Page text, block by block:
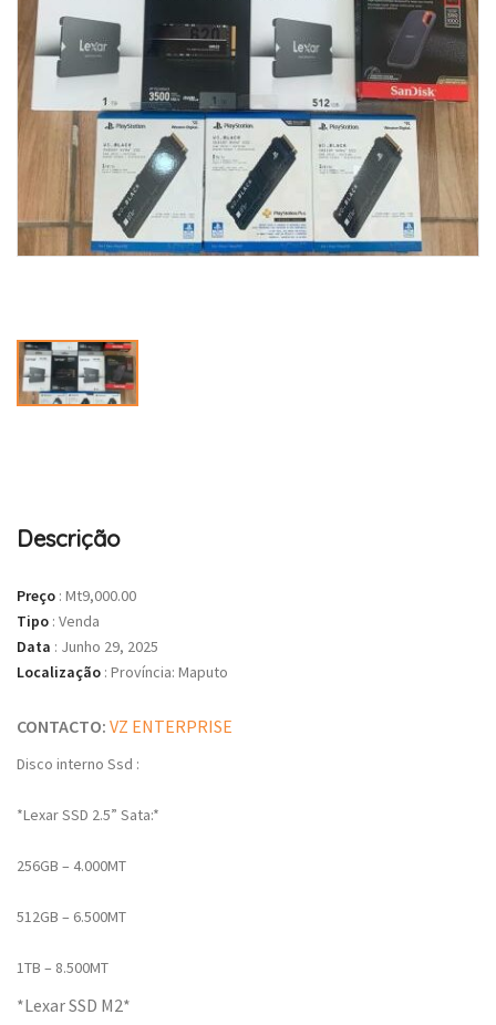
Descrição
Preço : Mt9,000.00
Tipo : Venda
Data : Junho 29, 2025
Localização : Província: Maputo
CONTACTO: VZ ENTERPRISE
Disco interno Ssd :
*Lexar SSD 2.5” Sata:*
256GB – 4.000MT
512GB – 6.500MT
1TB – 8.500MT
*Lexar SSD M2*